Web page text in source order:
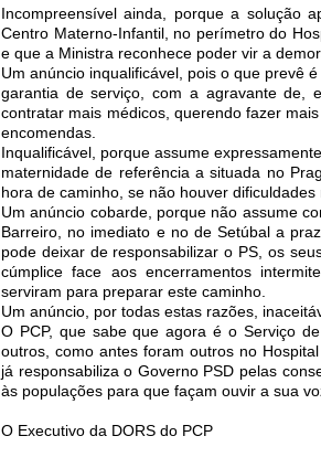
Incompreensível ainda, porque a solução
Centro Materno-Infantil, no perímetro do
e que a Ministra reconhece poder vir a
Um anúncio inqualificável, pois o que prevê
garantia de serviço, com a agravante de,
contratar mais médicos, querendo fazer
encomendas.
Inqualificável, porque assume
maternidade de referência a situada no
hora de caminho, se não houver dificuldades
Um anúncio cobarde, porque não assume
Barreiro, no imediato e no de Setúbal a
pode deixar de responsabilizar o PS, os
cúmplice face aos encerramentos
serviram para preparar este caminho.
Um anúncio, por todas estas razões,
O PCP, que sabe que agora é o Serviço
outros, como antes foram outros no
já responsabiliza o Governo PSD pelas
às populações para que façam ouvir a sua
O Executivo da DORS do PCP